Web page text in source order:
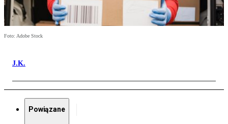
Foto: Adobe Stock
J.K.
Powiązane